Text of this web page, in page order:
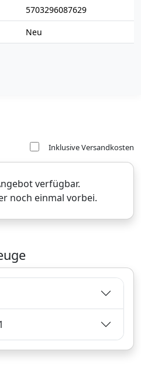
5703296087629
Neu
Inklusive Versandkosten
verfügbar.
noch einmal vorbei.